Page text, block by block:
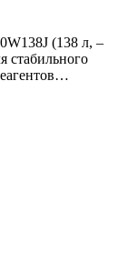
(138 л, –
стабильного